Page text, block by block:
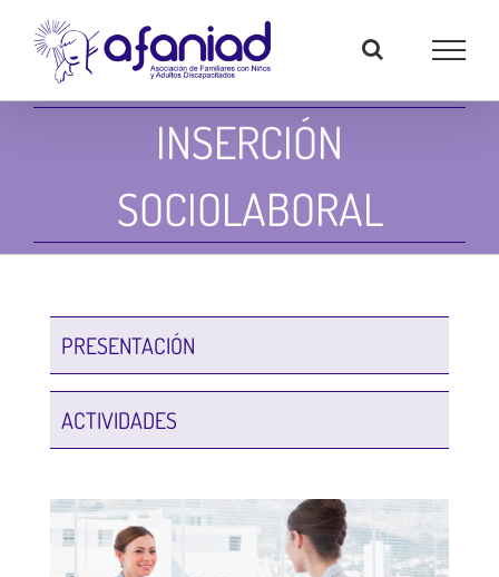
content
INSERCIÓN
SOCIOLABORAL
PRESENTACIÓN
ACTIVIDADES